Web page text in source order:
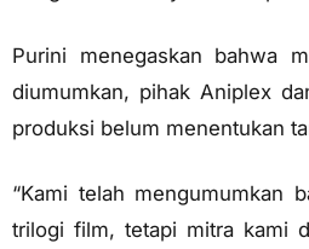
Purini menegaskan bahwa
diumumkan, pihak Aniplex
produksi belum menentukan
“Kami telah mengumumkan
trilogi film, tetapi mitra kami